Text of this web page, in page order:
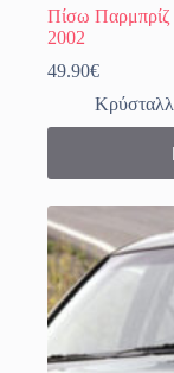
Πίσω Παρμπρίζ
2002
49.90€